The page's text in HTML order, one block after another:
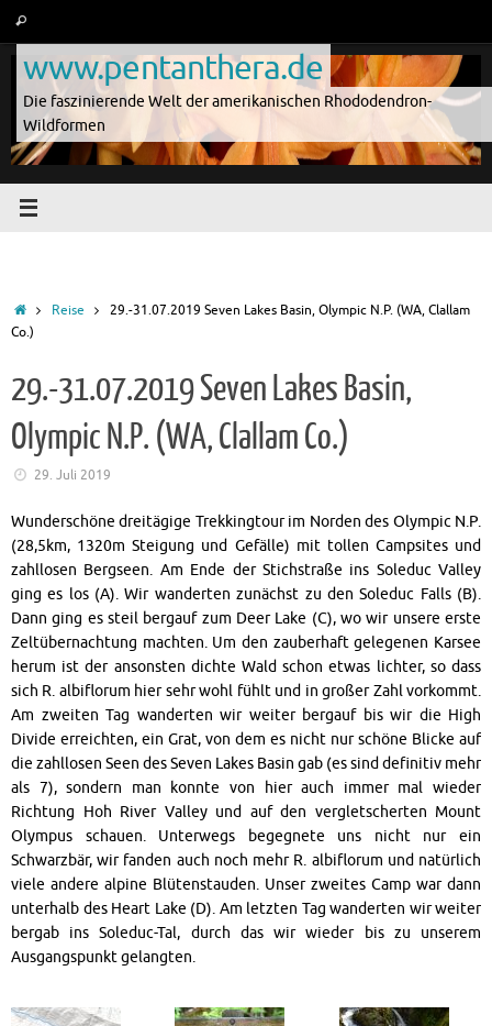
springen
Suchen
www.pentanthera.de
Die faszinierende Welt der amerikanischen Rhododendron-
Wildformen
StartReise
29.-31.07.2019 Seven Lakes Basin, Olympic N.P. (WA, Clallam
Co.)
29.-31.07.2019 Seven Lakes Basin,
Olympic N.P. (WA, Clallam Co.)
29. Juli 2019
Wunderschöne dreitägige Trekkingtour im Norden des Olympic N.P.
(28,5km, 1320m Steigung und Gefälle) mit tollen Campsites und
zahllosen Bergseen. Am Ende der Stichstraße ins Soleduc Valley
ging es los (A). Wir wanderten zunächst zu den Soleduc Falls (B).
Dann ging es steil bergauf zum Deer Lake (C), wo wir unsere erste
Zeltübernachtung machten. Um den zauberhaft gelegenen Karsee
herum ist der ansonsten dichte Wald schon etwas lichter, so dass
sich R. albiflorum hier sehr wohl fühlt und in großer Zahl vorkommt.
Am zweiten Tag wanderten wir weiter bergauf bis wir die High
Divide erreichten, ein Grat, von dem es nicht nur schöne Blicke auf
die zahllosen Seen des Seven Lakes Basin gab (es sind definitiv mehr
als 7), sondern man konnte von hier auch immer mal wieder
Richtung Hoh River Valley und auf den vergletscherten Mount
Olympus schauen. Unterwegs begegnete uns nicht nur ein
Schwarzbär, wir fanden auch noch mehr R. albiflorum und natürlich
viele andere alpine Blütenstauden. Unser zweites Camp war dann
unterhalb des Heart Lake (D). Am letzten Tag wanderten wir weiter
bergab ins Soleduc-Tal, durch das wir wieder bis zu unserem
Ausgangspunkt gelangten.